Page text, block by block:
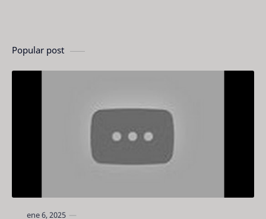
Popular post